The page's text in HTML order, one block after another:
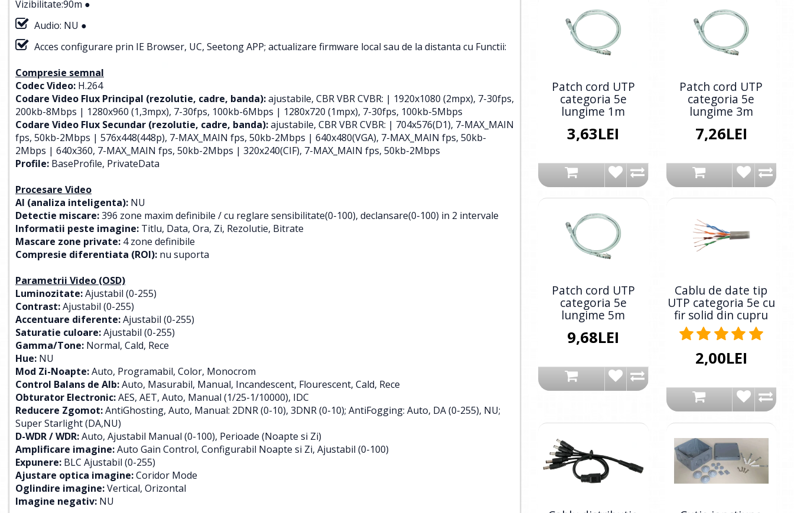
Vizibilitate:90m ●
Audio: NU ●
Acces configurare prin IE Browser, UC, Seetong APP; actualizare firmware local sau de la distanta cu Functii:
Compresie semnal
Codec Video: H.264
Codare Video Flux Principal (rezolutie, cadre, banda):ajustabile, CBR VBR CVBR: | 1920x1080 (2mpx), 7-30fps,
200kb-8Mbps | 1280x960 (1,3mpx), 7-30fps, 100kb-6Mbps | 1280x720 (1mpx), 7-30fps, 100kb-5Mbps
Codare Video Flux Secundar (rezolutie, cadre, banda):ajustabile, CBR VBR CVBR: | 704x576(D1), 7-MAX_MAIN
fps, 50kb-2Mbps | 576x448(448p), 7-MAX_MAIN fps, 50kb-2Mbps | 640x480(VGA), 7-MAX_MAIN fps, 50kb-
2Mbps | 640x360, 7-MAX_MAIN fps, 50kb-2Mbps | 320x240(CIF), 7-MAX_MAIN fps, 50kb-2Mbps
Profile: BaseProfile, PrivateData
Procesare Video
AI (analiza inteligenta): NU
Detectie miscare:396 zone maxim definibile / cu reglare sensibilitate(0-100), declansare(0-100) in 2 intervale
Informatii peste imagine: Titlu, Data, Ora, Zi, Rezolutie, Bitrate
Mascare zone private: 4 zone definibile
Compresie diferentiata (ROI): nu suporta
Parametrii Video (OSD)
Luminozitate:Ajustabil (0-255)
Contrast:Ajustabil (0-255)
Accentuare diferente:Ajustabil (0-255)
Saturatie culoare:Ajustabil (0-255)
Gamma/Tone: Normal, Cald, Rece
Hue: NU
Mod Zi-Noapte:Auto, Programabil, Color, Monocrom
Control Balans de Alb:Auto, Masurabil, Manual, Incandescent, Flourescent, Cald, Rece
Obturator Electronic:AES, AET, Auto, Manual (1/25-1/10000), IDC
Reducere Zgomot:AntiGhosting, Auto, Manual: 2DNR (0-10), 3DNR (0-10); AntiFogging: Auto, DA (0-255), NU;
Super Starlight (DA,NU)
D-WDR / WDR:Auto, Ajustabil Manual (0-100), Perioade (Noapte si Zi)
Amplificare imagine:Auto Gain Control, Configurabil Noapte si Zi, Ajustabil (0-100)
Expunere: BLC Ajustabil (0-255)
Ajustare optica imagine:Coridor Mode
Oglindire imagine:Vertical, Orizontal
Imagine negativ: NU
Patch cord UTP
categoria 5e
lungime 1m
3,63LEI
Patch cord UTP
categoria 5e
lungime 3m
7,26LEI
Patch cord UTP
categoria 5e
lungime 5m
9,68LEI
Cablu de date tip
UTP categoria 5e cu
fir solid din cupru
2,00LEI